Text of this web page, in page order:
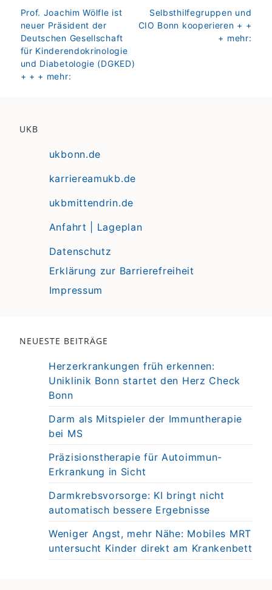
zurück
Prof. Joachim Wölfle ist
neuer Präsident der
Deutschen Gesellschaft
für Kinderendokrinologie
und Diabetologie (DGKED)
+ + + mehr:
weiter
Selbsthilfegruppen und
CIO Bonn kooperieren + +
+ mehr:
UKB
ukbonn.de
karriereamukb.de
ukbmittendrin.de
Anfahrt | Lageplan
Datenschutz
Erklärung zur Barrierefreiheit
Impressum
NEUESTE BEITRÄGE
Herzerkrankungen früh erkennen:
Uniklinik Bonn startet den Herz Check
Bonn
Darm als Mitspieler der Immuntherapie
bei MS
Präzisionstherapie für Autoimmun-
Erkrankung in Sicht
Darmkrebsvorsorge: KI bringt nicht
automatisch bessere Ergebnisse
Weniger Angst, mehr Nähe: Mobiles MRT
untersucht Kinder direkt am Krankenbett